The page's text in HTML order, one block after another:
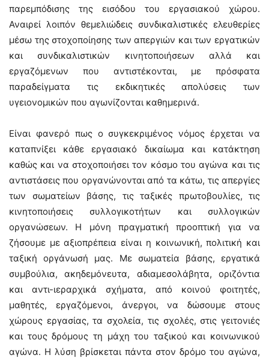
παρεμπόδισης της εισόδου του εργασιακού χώρου.
Αναιρεί λοιπόν θεμελιώδεις συνδικαλιστικές ελευθερίες
μέσω της στοχοποίησης των απεργιών και των εργατικών
και συνδικαλιστικών κινητοποιήσεων αλλά και
εργαζόμενων που αντιστέκονται, με πρόσφατα
παραδείγματα τις εκδικητικές απολύσεις των
υγειονομικών που αγωνίζονται καθημερινά.
Είναι φανερό πως ο συγκεκριμένος νόμος έρχεται να
καταπνίξει κάθε εργασιακό δικαίωμα και κατάκτηση
καθώς και να στοχοποιήσει τον κόσμο του αγώνα και τις
αντιστάσεις που οργανώνονται από τα κάτω, τις απεργίες
των σωματείων βάσης, τις ταξικές πρωτοβουλίες, τις
κινητοποιήσεις συλλογικοτήτων και συλλογικών
οργανώσεων. Η μόνη πραγματική προοπτική για να
ζήσουμε με αξιοπρέπεια είναι η κοινωνική, πολιτική και
ταξική οργάνωσή μας. Με σωματεία βάσης, εργατικά
συμβούλια, ακηδεμόνευτα, αδιαμεσολάβητα, οριζόντια
και αντι-ιεραρχικά σχήματα, από κοινού φοιτητές,
μαθητές, εργαζόμενοι, άνεργοι, να δώσουμε στους
χώρους εργασίας, τα σχολεία, τις σχολές, στις γειτονιές
και τους δρόμους τη μάχη του ταξικού και κοινωνικού
αγώνα. Η λύση βρίσκεται πάντα στον δρόμο του αγώνα,